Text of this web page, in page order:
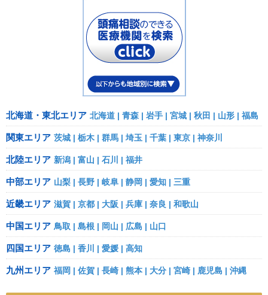
北海道・東北エリア 北海道 青森 岩手 宮城 秋田 山形 福島
関東エリア 茨城 栃木 群馬 埼玉 千葉 東京 神奈川
北陸エリア 新潟 富山 石川 福井
中部エリア 山梨 長野 岐阜 静岡 愛知 三重
近畿エリア 滋賀 京都 大阪 兵庫 奈良 和歌山
中国エリア 鳥取 島根 岡山 広島 山口
四国エリア 徳島 香川 愛媛 高知
九州エリア 福岡 佐賀 長崎 熊本 大分 宮崎 鹿児島 沖縄